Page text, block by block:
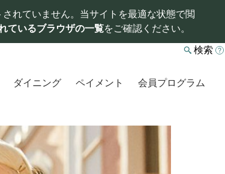
れていません。当サイトを最適な状態で閲
ているブラウザの一覧をご確認ください。
検索
ダイニング ペイメント 会員プログラム